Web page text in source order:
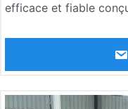
efficace et fiable
heure. Il est
potable, d’eau